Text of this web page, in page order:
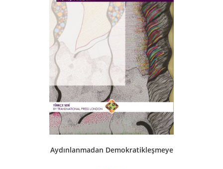
Aydınlanmadan Demokratikleşmeye